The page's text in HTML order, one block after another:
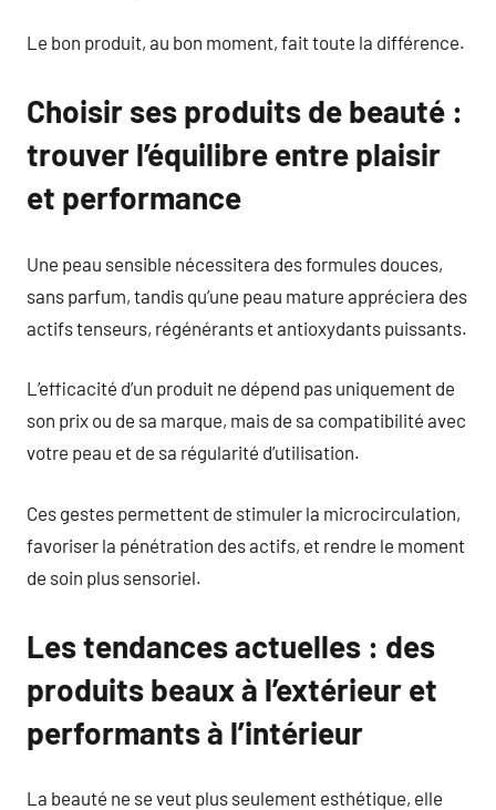
Le bon produit, au bon moment, fait toute la différence.
Choisir ses produits de beauté :
trouver l’équilibre entre plaisir
et performance
Une peau sensible nécessitera des formules douces,
sans parfum, tandis qu’une peau mature appréciera des
actifs tenseurs, régénérants et antioxydants puissants.
L’efficacité d’un produit ne dépend pas uniquement de
son prix ou de sa marque, mais de sa compatibilité avec
votre peau et de sa régularité d’utilisation.
Ces gestes permettent de stimuler la microcirculation,
favoriser la pénétration des actifs, et rendre le moment
de soin plus sensoriel.
Les tendances actuelles : des
produits beaux à l’extérieur et
performants à l’intérieur
La beauté ne se veut plus seulement esthétique, elle